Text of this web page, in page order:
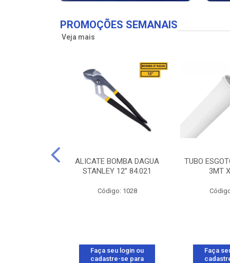
PROMOÇÕES SEMANAIS
Veja mais
ALICATE BOMBA DAGUA
STANLEY 12” 84.021
Código: 1028
Faça seu login ou
cadastre-se para
TUBO
3MT
Faça